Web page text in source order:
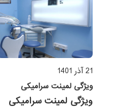
21 آذر 1401
ویژگی لمینت سرامیکی
ویژگی لمینت سرامیکی